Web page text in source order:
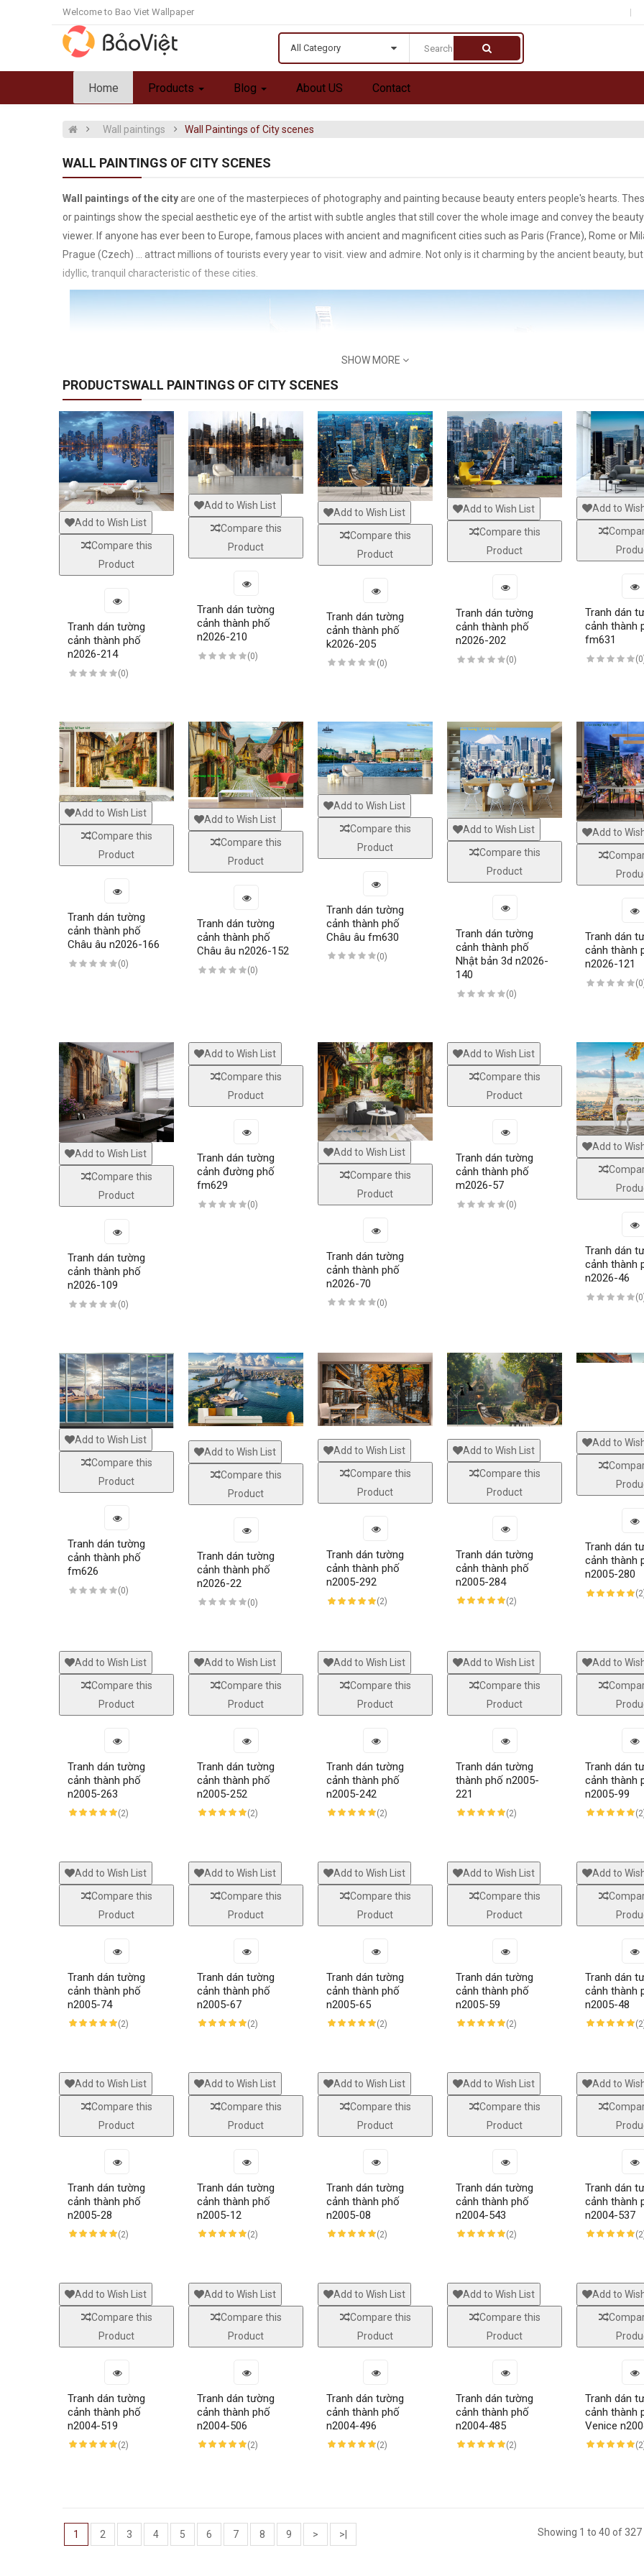
Welcome to Bao Viet Wallpaper
All Category
Home Products Blog About US Contact
Wall paintings Wall Paintings of City scenes
WALL PAINTINGS OF CITY SCENES
Wall paintings of the cityare one of the masterpieces of photography and painting because beauty enters people's hearts.
or paintings show the special aesthetic eye of the artist with subtle angles that still cover the whole image and convey the
viewer. If anyone has ever been to Europe, famous places with ancient and magnificent cities such as Paris (France), Rome or
Prague (Czech) ... attract millions of tourists every year to visit. view and admire. Not only is it charming by the ancient beauty,
idyllic, tranquil characteristic of these cities.
Painting of the city landscape
Night city wall paintings
are the perfect choice when you are wondering in the decision of interior decoration. Landscape
only adorn the living space but also bring a modern, youthful landscape and express the artistic tastes of the homeowners. So
choosing paintings in the home you need to be very careful to choose appropriate stars and put in any reasonable position.
If you are hesitant to know which model to suit your home, then do not hesitate to contact us with years of manufacturing
are proud to offer products. quality, variety of designs, designs to consumers across the country. Come with us to have great
relaxing moments, fun, most comfortable.
SHOW MORE
PRODUCTSWALL PAINTINGS OF CITY SCENES
Add to Wish List
Compare this
Product
Tranh dán tường
cảnh thành phố
n2026-214
(0)
Add to Wish List
Compare this
Product
Tranh dán tường
cảnh thành phố
n2026-210
(0)
Add to Wish List
Compare this
Product
Tranh dán tường
cảnh thành phố
k2026-205
(0)
Add to Wish List
Compare this
Product
Tranh dán tường
cảnh thành phố
n2026-202
(0)
Add to
Tranh dán
cảnh thành
fm631
Add to Wish List
Compare this
Product
Tranh dán tường
cảnh thành phố
Châu âu n2026-166
(0)
Add to Wish List
Compare this
Product
Tranh dán tường
cảnh thành phố
Châu âu n2026-152
(0)
Add to Wish List
Compare this
Product
Tranh dán tường
cảnh thành phố
Châu âu fm630
(0)
Add to Wish List
Compare this
Product
Tranh dán tường
cảnh thành phố
Nhật bản 3d n2026-
140
(0)
Add to
Tranh dán
cảnh thành
n2026-121
Add to Wish List
Compare this
Product
Tranh dán tường
cảnh thành phố
n2026-109
(0)
Add to Wish List
Compare this
Product
Tranh dán tường
cảnh đường phố
fm629
(0)
Add to Wish List
Compare this
Product
Tranh dán tường
cảnh thành phố
n2026-70
(0)
Add to Wish List
Compare this
Product
Tranh dán tường
cảnh thành phố
m2026-57
(0)
Add to
Tranh dán
cảnh thành
n2026-46
Add to Wish List
Compare this
Product
Tranh dán tường
cảnh thành phố
fm626
(0)
Add to Wish List
Compare this
Product
Tranh dán tường
cảnh thành phố
n2026-22
(0)
Add to Wish List
Compare this
Product
Tranh dán tường
cảnh thành phố
n2005-292
(2)
Add to Wish List
Compare this
Product
Tranh dán tường
cảnh thành phố
n2005-284
(2)
Add to
Tranh dán
cảnh thành
n2005-280
Add to Wish List
Compare this
Product
Tranh dán tường
cảnh thành phố
n2005-263
(2)
Add to Wish List
Compare this
Product
Tranh dán tường
cảnh thành phố
n2005-252
(2)
Add to Wish List
Compare this
Product
Tranh dán tường
cảnh thành phố
n2005-242
(2)
Add to Wish List
Compare this
Product
Tranh dán tường
thành phố n2005-
221
(2)
Add to
Tranh dán
cảnh thành
n2005-99
Add to Wish List
Compare this
Product
Tranh dán tường
cảnh thành phố
n2005-74
(2)
Add to Wish List
Compare this
Product
Tranh dán tường
cảnh thành phố
n2005-67
(2)
Add to Wish List
Compare this
Product
Tranh dán tường
cảnh thành phố
n2005-65
(2)
Add to Wish List
Compare this
Product
Tranh dán tường
cảnh thành phố
n2005-59
(2)
Add to
Tranh dán
cảnh thành
n2005-48
Add to Wish List
Compare this
Product
Tranh dán tường
cảnh thành phố
n2005-28
(2)
Add to Wish List
Compare this
Product
Tranh dán tường
cảnh thành phố
n2005-12
(2)
Add to Wish List
Compare this
Product
Tranh dán tường
cảnh thành phố
n2005-08
(2)
Add to Wish List
Compare this
Product
Tranh dán tường
cảnh thành phố
n2004-543
(2)
Add to
Tranh dán
cảnh thành
n2004-537
Add to Wish List
Compare this
Product
Tranh dán tường
cảnh thành phố
n2004-519
(2)
Add to Wish List
Compare this
Product
Tranh dán tường
cảnh thành phố
n2004-506
(2)
Add to Wish List
Compare this
Product
Tranh dán tường
cảnh thành phố
n2004-496
(2)
Add to Wish List
Compare this
Product
Tranh dán tường
cảnh thành phố
n2004-485
(2)
Add to
Tranh dán
cảnh thành
Venice
1 2 3 4 5 6 7 8 9 > >| Showing 1 to 40 of 327
Window murals tr240
Window murals seascape s281
Window murals fi150
Window mural me324
Window mural me300
White striped glass decal
White glass decal
Giấy dán tường hàn quốc 5001-15020-2
Giấy dán tường hàn quốc luxury 5001-
15018-4..
Giấy dán tường hàn quốc luxury 5001-
Giấy dán tường hàn quốc
15020-1..
Giấy dán tường hàn quốc
15021-1..
Tranh dán kính 3d 2 mặt